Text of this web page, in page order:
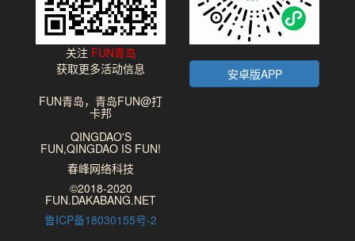
关注 FUN青岛
获取更多活动信息
安卓版APP
FUN青岛，青岛FUN@打
卡邦
QINGDAO'S
FUN,QINGDAO IS FUN!
春峰网络科技
©2018-2020
FUN.DAKABANG.NET
鲁ICP备18030155号-2